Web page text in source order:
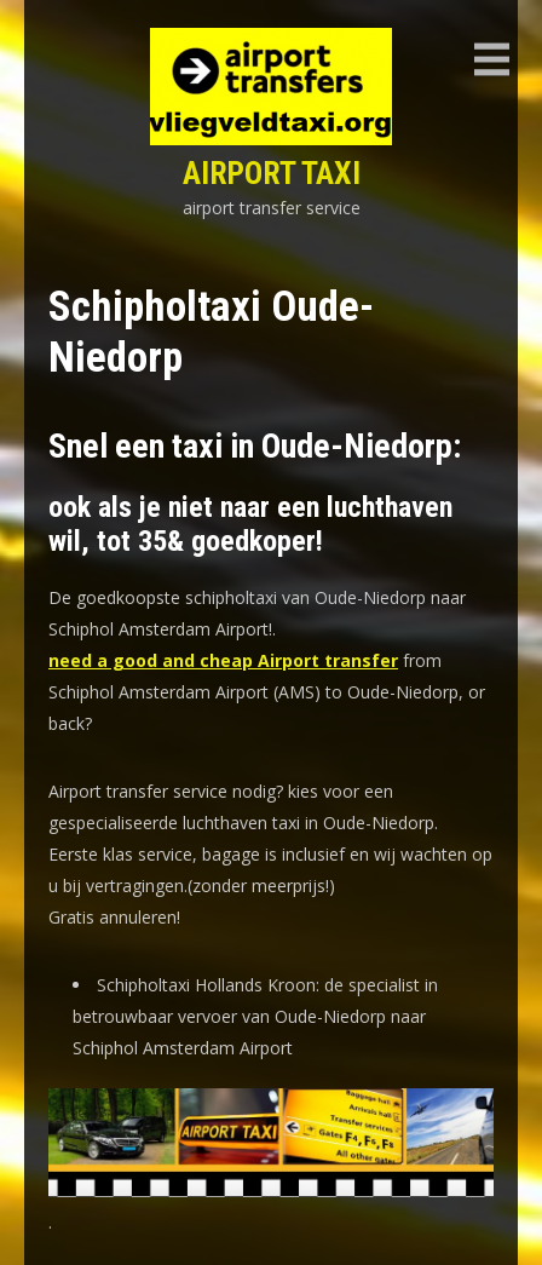
Skip
to
content
AIRPORT TAXI
airport transfer service
Schipholtaxi Oude-
Niedorp
Snel een taxi in Oude-Niedorp:
ook als je niet naar een luchthaven
wil, tot 35& goedkoper!
De goedkoopste schipholtaxi van Oude-Niedorp naar
Schiphol Amsterdam Airport!.
need a good and cheap Airport transfer from
Schiphol Amsterdam Airport (AMS) to Oude-Niedorp, or
back?
Airport transfer service nodig? kies voor een
gespecialiseerde luchthaven taxi in Oude-Niedorp.
Eerste klas service, bagage is inclusief en wij wachten op
u bij vertragingen.(zonder meerprijs!)
Gratis annuleren!
Schipholtaxi Hollands Kroon: de specialist in
betrouwbaar vervoer van Oude-Niedorp naar
Schiphol Amsterdam Airport
.